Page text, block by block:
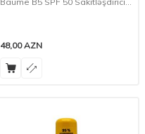
48,00AZN